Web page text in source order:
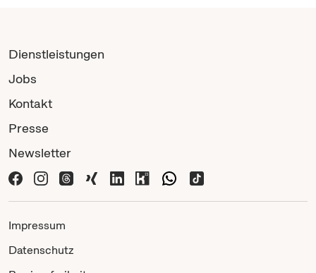
Dienstleistungen
Jobs
Kontakt
Presse
Newsletter
Impressum
Datenschutz